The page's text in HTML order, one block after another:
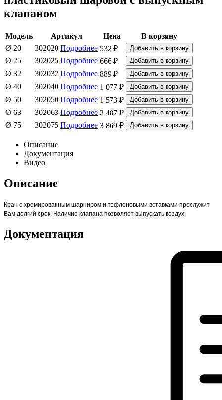
клапаном
Модель Артикул Цена
В корзину
Ø 20
302020 Подробнее 532 ₽
Ø 25
302025 Подробнее 666 ₽
Ø 32
302032 Подробнее 889 ₽
Ø 40
302040 Подробнее 1 077 ₽
Ø 50
302050 Подробнее 1 573 ₽
Ø 63
302063 Подробнее 2 487 ₽
Ø 75
302075 Подробнее 3 869 ₽
Описание
Документация
Видео
Описание
Кран с хромированным шарниром и тефлоновыми вставками прослужит
Вам долгий срок. Наличие клапана позволяет выпускать воздух.
Документация